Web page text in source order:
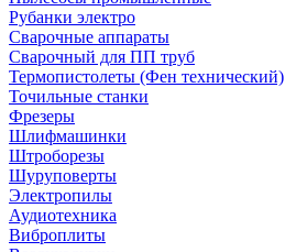
Рубанки электро
Сварочные аппараты
Сварочный для ПП труб
Термопистолеты (Фен технический)
Точильные станки
Фрезеры
Шлифмашинки
Штроборезы
Шуруповерты
Электропилы
Аудиотехника
Виброплиты